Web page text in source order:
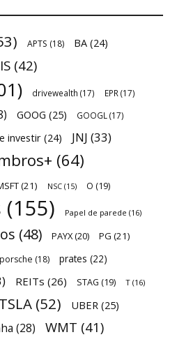
APTS (18) BA (24)
(42)
drivewealth (17) EPR(17)
GOOG (25) GOOGL(17)
investir (24) JNJ (33)
(64)
(21) NSC (15) O (19)
(155) Papel de parede (16)
(48) PAYX(20) PG (21)
porsche (18) prates (22)
REITs (26) STAG (19) T (16)
TSLA (52) UBER (25)
(28) WMT (41)